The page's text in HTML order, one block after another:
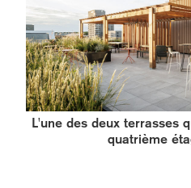
L'une des deux terrasses
quatrième